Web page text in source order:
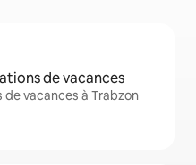
de vacances
de vacances à Trabzon